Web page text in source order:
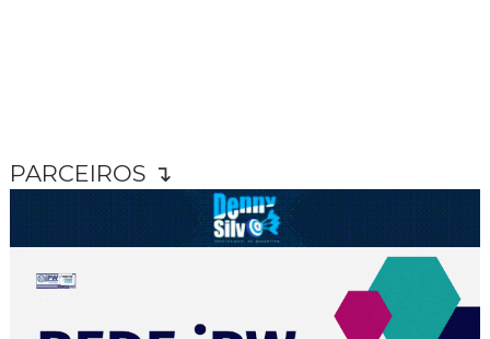
PARCEIROS ↴